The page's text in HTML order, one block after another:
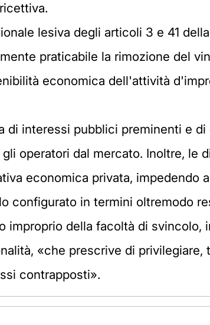
lesiva degli articoli 3 e 41
praticabile la rimozione del
economica dell'attività
di interessi pubblici preminenti e
operatori dal mercato. Inoltre, le
economica privata, impedendo
configurato in termini oltremodo
improprio della facoltà di svincolo,
«che prescrive di privilegiare,
contrapposti».